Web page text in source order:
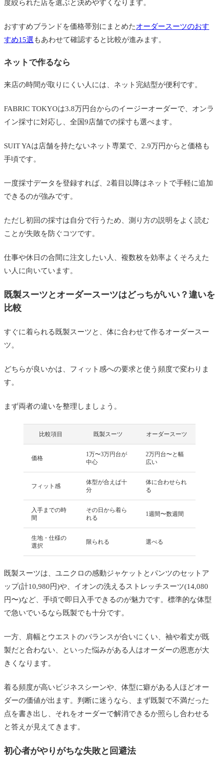
度絞られた店を選ぶと決めやすくなります。
おすすめブランドを価格帯別にまとめたオーダースーツのおす
すめ15選 もあわせて確認すると比較が進みます。
ネットで作るなら
来店の時間が取りにくい人には、ネット完結型が便利です。
FABRIC TOKYOは3.8万円台からのイージーオーダーで、オンラ
イン採寸に対応し、全国9店舗での採寸も選べます。
SUIT YAは店舗を持たないネット専業で、2.9万円からと価格も
手頃です。
一度採寸データを登録すれば、2着目以降はネットで手軽に追加
できるのが強みです。
ただし初回の採寸は自分で行うため、測り方の説明をよく読む
ことが失敗を防ぐコツです。
仕事や休日の合間に注文したい人、複数枚を効率よくそろえた
い人に向いています。
既製スーツとオーダースーツはどっちがいい？違いを
比較
すぐに着られる既製スーツと、体に合わせて作るオーダースー
ツ。
どちらが良いかは、フィット感への要求と使う頻度で変わりま
す。
まず両者の違いを整理しましょう。
比較項目 既製スーツ オーダースーツ
価格
1万〜3万円台が
中心
2万円台〜と幅
広い
フィット感
体型が合えば十
分
体に合わせられ
る
入手までの時
間
その日から着ら
れる
1週間〜数週間
生地・仕様の
選択
限られる 選べる
既製スーツは、ユニクロの感動ジャケットとパンツのセットア
ップ(計10,980円)や、イオンの洗えるストレッチスーツ(14,080
円〜)など、手頃で即日入手できるのが魅力です。標準的な体型
で急いでいるなら既製でも十分です。
一方、肩幅とウエストのバランスが合いにくい、袖や着丈が既
製だと合わない、といった悩みがある人はオーダーの恩恵が大
きくなります。
着る頻度が高いビジネスシーンや、体型に癖がある人ほどオー
ダーの価値が出ます。判断に迷うなら、まず既製で不満だった
点を書き出し、それをオーダーで解消できるか照らし合わせる
と答えが見えてきます。
初心者がやりがちな失敗と回避法